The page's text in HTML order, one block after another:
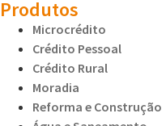
Produtos
Microcrédito
Crédito Pessoal
Crédito Rural
Moradia
Reforma e Construção